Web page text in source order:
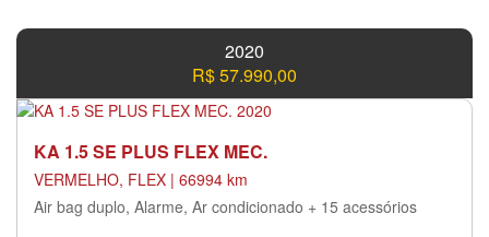
2020
R$ 57.990,00
KA 1.5 SE PLUS FLEX MEC.
VERMELHO, FLEX | 66994 km
Air bag duplo, Alarme, Ar condicionado + 15 acessórios